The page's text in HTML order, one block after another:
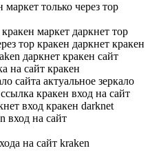
только через тор
маркет даркнет тор
тор кракен даркнет кракен
даркнет кракен сайт
на сайт кракен
сайта актуальное зеркало
кракен вход на сайт
вход кракен darknet
вход на сайт
на сайт kraken